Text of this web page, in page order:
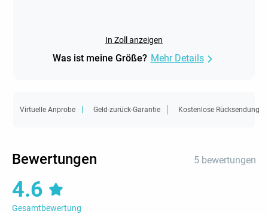
In Zoll anzeigen
Was ist meine Größe? Mehr Details
Virtuelle Anprobe Geld-zurück-Garantie Kostenlose Rücksendung
Bewertungen 5 bewertungen
4.6
Gesamtbewertung